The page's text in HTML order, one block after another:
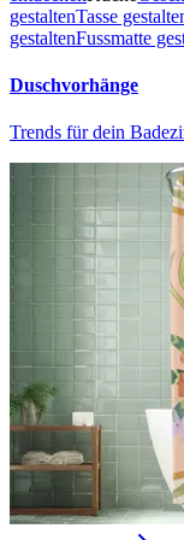
gestaltenTasse
gestaltenFussmatte
Duschvorhänge
Trends für dein